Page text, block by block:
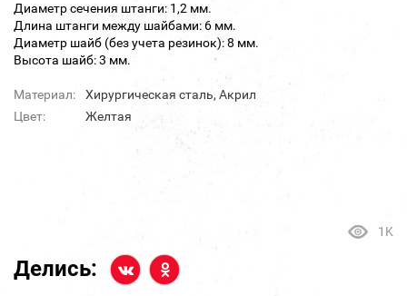
Диаметр сечения штанги: 1,2 мм.
Длина штанги между шайбами: 6 мм.
Диаметр шайб (без учета резинок): 8 мм.
Высота шайб: 3 мм.
Материал:
Хирургическая сталь, Акрил
Цвет:
Желтая
1K
Делись: